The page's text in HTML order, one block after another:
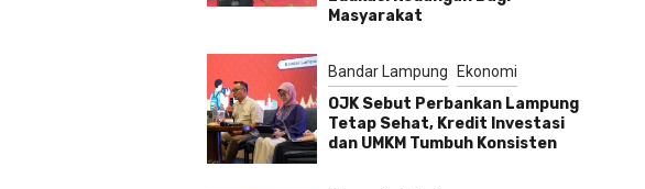
Masyarakat
Bandar Lampung Ekonomi
OJK Sebut Perbankan Lampung
Tetap Sehat, Kredit Investasi
dan UMKM Tumbuh Konsisten